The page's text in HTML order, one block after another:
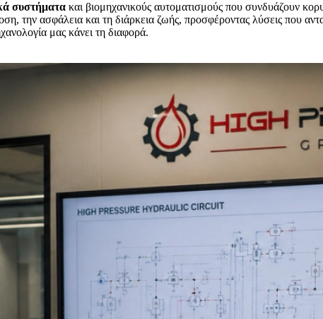
συστήματα και βιομηχανικούς αυτοματισμούς που συνδυάζουν
την ασφάλεια και τη διάρκεια ζωής, προσφέροντας λύσεις που
μας κάνει τη διαφορά.